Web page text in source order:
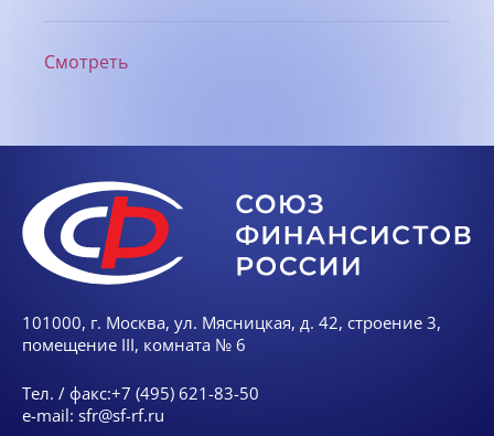
Смотреть
101000, г. Москва, ул. Мясницкая, д. 42, строение 3,
помещение III, комната № 6
Тел. / факс:+7 (495) 621-83-50
e-mail: sfr@sf-rf.ru